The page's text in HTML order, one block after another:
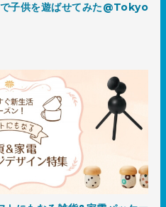
子供を遊ばせてみた@Tokyo